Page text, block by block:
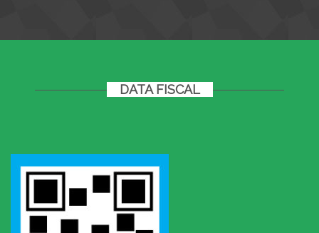
DATA FISCAL